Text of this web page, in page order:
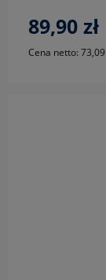
89,90 zł
Cena netto: 73,09